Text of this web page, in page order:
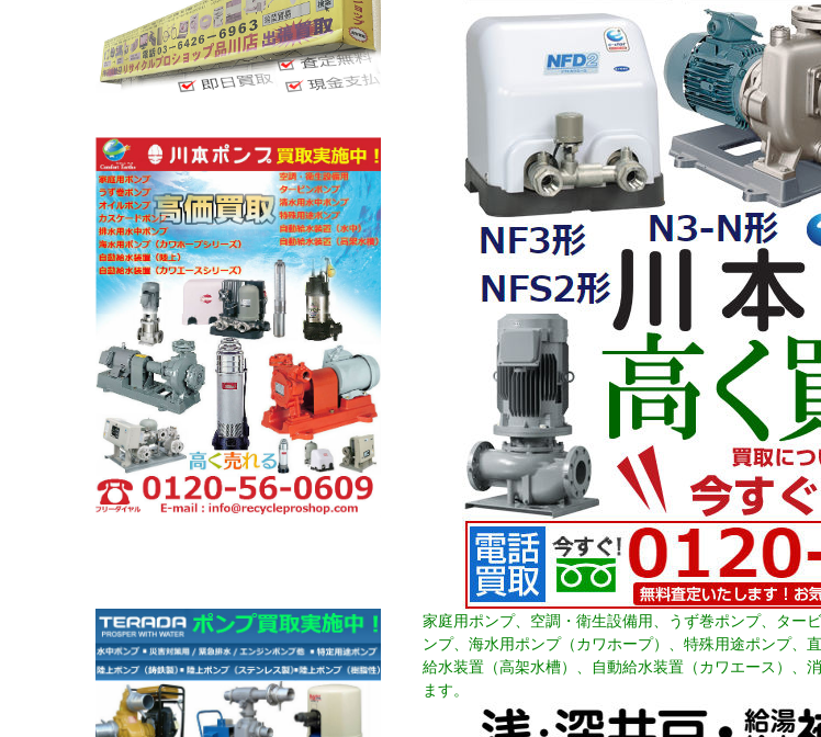
家庭用ポンプ、空調・衛生設備用、うず巻ポンプ、ター
ンプ、海水用ポンプ（カワホープ）、特殊用途ポンプ、
給水装置（高架水槽）、自動給水装置（カワエース）、
ます。